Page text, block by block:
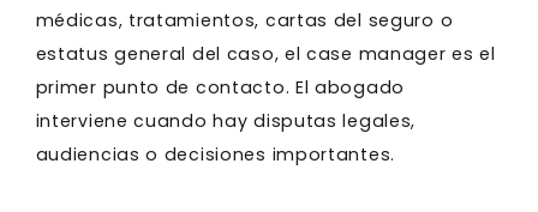
médicas, tratamientos, cartas del seguro o
estatus general del caso, el case manager es el
primer punto de contacto. El abogado
interviene cuando hay disputas legales,
audiencias o decisiones importantes.